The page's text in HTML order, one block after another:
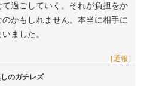
過ごしていく。それが負担をか
かもしれません。本当に相手に
ました。
［通報］
のガチレズ